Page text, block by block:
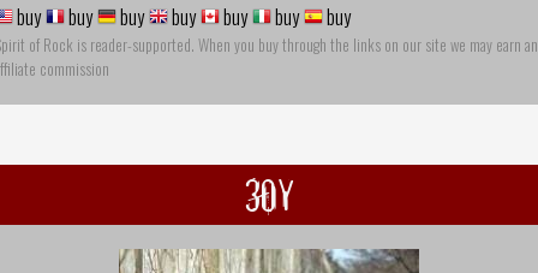
buy buy buy buy buy buy buy
of Rock is reader-supported. When you buy through the links on our site we may earn an
commission
30Y